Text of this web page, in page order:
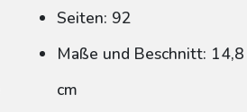
Seiten: 92
Maße und Beschnitt:
cm